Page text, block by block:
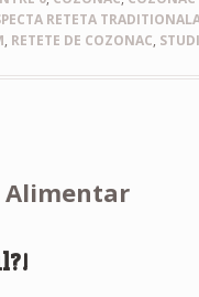
RETETA
, RETETE DE COZONAC,
Alimentar